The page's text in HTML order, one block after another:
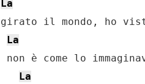
La
girato il mondo, ho
La
non è come lo
La